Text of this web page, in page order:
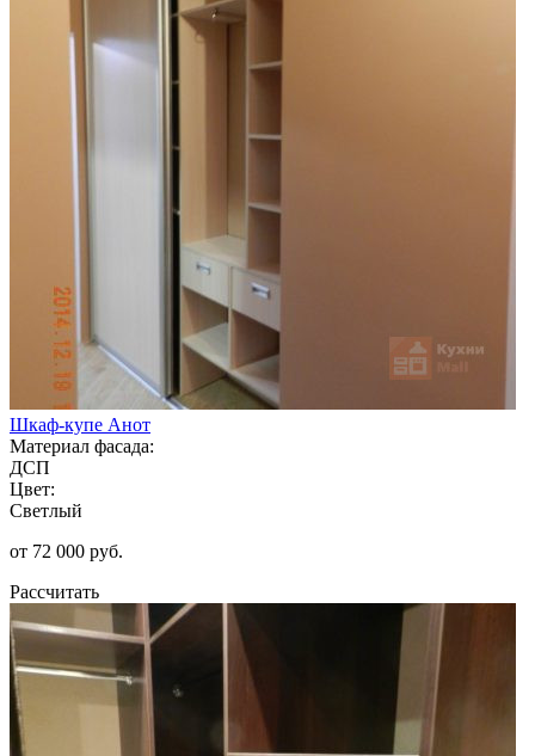
Шкаф-купе Анот
Материал фасада:
ДСП
Цвет:
Светлый
от 72 000 руб.
Рассчитать